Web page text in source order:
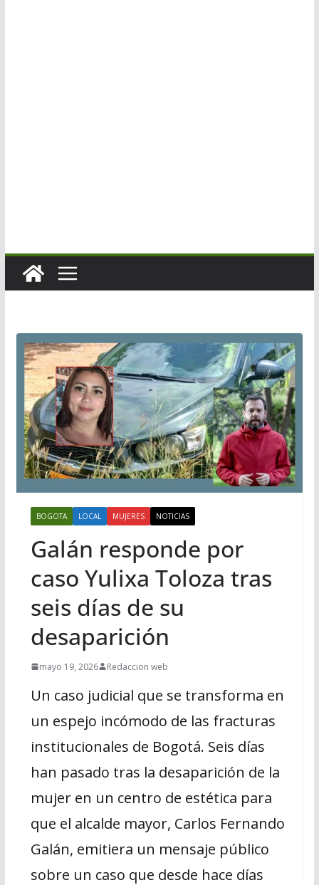
BOGOTA LOCAL MUJERES NOTICIAS
Galán responde por
caso Yulixa Toloza tras
seis días de su
desaparición
mayo 19, 2026 Redaccion web
Un caso judicial que se transforma en
un espejo incómodo de las fracturas
institucionales de Bogotá. Seis días
han pasado tras la desaparición de la
mujer en un centro de estética para
que el alcalde mayor, Carlos Fernando
Galán, emitiera un mensaje público
sobre un caso que desde hace días